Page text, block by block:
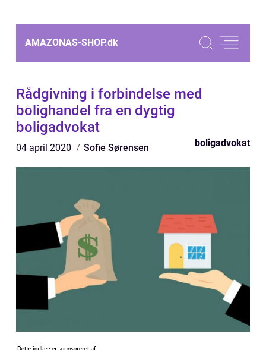
AMAZONAS-SHOP.dk
Rådgivning i forbindelse med
bolighandel fra en dygtig
boligadvokat
04 april 2020 Sofie Sørensen boligadvokat